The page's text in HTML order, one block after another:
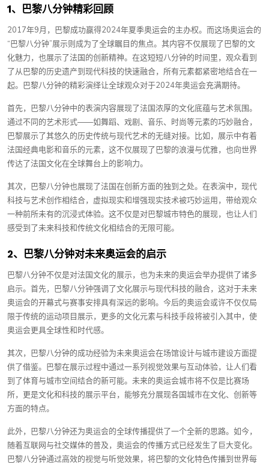
1、巴黎八分钟精彩回顾
2017年9月，巴黎成功赢得2024年夏季奥运会的主办权。而这场奥运会的
“巴黎八分钟”展示则成为了全球瞩目的焦点。其内容不仅展现了巴黎的文
化魅力，也展示了法国的创新精神。在这短短八分钟的时间里，观众看到
了从巴黎的历史遗产到现代科技的快速融合，所有元素都紧密地结合在一
起。巴黎八分钟的精彩演绎让全球观众对于2024年奥运会充满期待。
首先，巴黎八分钟中的表演内容展现了法国浓厚的文化底蕴与艺术氛围。
通过不同的艺术形式——如舞蹈、戏剧、音乐、时尚等元素的巧妙融合，
巴黎展示了其悠久的历史传统与现代艺术的无缝对接。比如，展示中有着
法国经典电影和音乐的元素，这不仅展现了巴黎的浪漫与优雅，也向世界
传达了法国文化在全球舞台上的影响力。
其次，巴黎八分钟也展现了法国在创新方面的独到之处。在表演中，现代
科技与艺术创作相结合，虚拟现实和增强现实技术被巧妙运用，带给观众
一种前所未有的沉浸式体验。这不仅是对巴黎城市特色的展现，也让人们
感受到了未来科技和传统文化相结合的无限可能。
2、巴黎八分钟对未来奥运会的启示
巴黎八分钟不仅是对法国文化的展示，也为未来的奥运会举办提供了诸多
启示。首先，巴黎八分钟强调了文化展示与现代科技的融合，这对于未来
奥运会的开幕式与赛事安排具有深远的影响。今后的奥运会或许不仅仅局
限于传统的运动项目展示，更多的文化元素与科技手段将被引入其中，使
奥运会更具全球性和时代感。
其次，巴黎八分钟的成功经验为未来奥运会在场馆设计与城市建设方面提
供了借鉴。巴黎在展示过程中通过一系列视觉效果与互动体验，让人们看
到了体育与城市空间结合的新可能。未来的奥运会城市将不仅是比赛场
所，更是文化和科技的展示平台，能够充分展现各国城市在文化、创新等
方面的特点。
此外，巴黎八分钟还为奥运会的全球传播提供了一个全新的思路。如今，
随着互联网与社交媒体的普及，奥运会的传播方式已经发生了巨大变化。
巴黎八分钟通过高效的视觉与听觉效果，将巴黎的文化特色传播到世界每